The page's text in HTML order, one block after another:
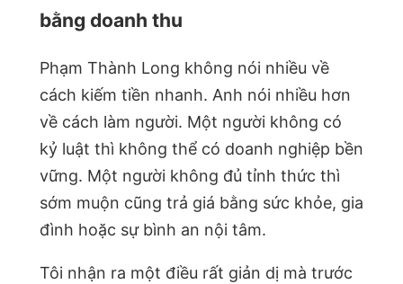
bằng doanh thu
Phạm Thành Long không nói nhiều về
cách kiếm tiền nhanh. Anh nói nhiều hơn
về cách làm người. Một người không có
kỷ luật thì không thể có doanh nghiệp bền
vững. Một người không đủ tỉnh thức thì
sớm muộn cũng trả giá bằng sức khỏe, gia
đình hoặc sự bình an nội tâm.
Tôi nhận ra một điều rất giản dị mà trước